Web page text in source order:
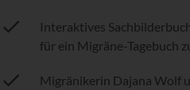
Interaktives
für ein Migräne-Tagebuch
Migränikerin Dajana Wolf